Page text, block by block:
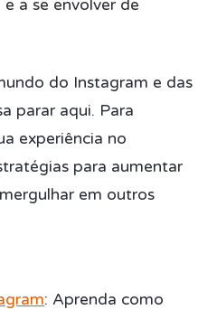
a se envolver de
do Instagram e das
parar aqui. Para
experiência no
para aumentar
em outros
: Aprenda como